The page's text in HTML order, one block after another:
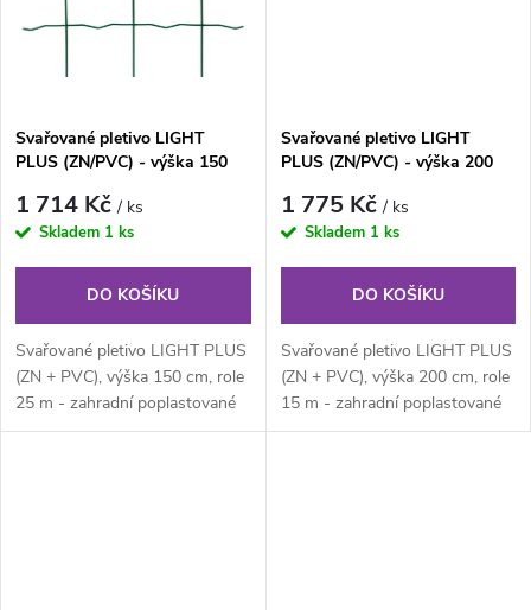
ů
Svařované pletivo LIGHT
PLUS (ZN/PVC) - výška 150
1 714 Kč/ ks
Skladem 1 ks
DO KOŠÍKU
Svařované pletivo LIGHT PLUS
(ZN + PVC), výška 150 cm, role
25 m - zahradní poplastované
svařované pletivo v rolích...
Svařované pletivo LIGHT
PLUS (ZN/PVC) - výška 200
1 775 Kč/ ks
Skladem 1 ks
DO KOŠÍKU
Svařované pletivo LIGHT PLUS
(ZN + PVC), výška 200 cm, role
15 m - zahradní poplastované
svařované pletivo v rolích...